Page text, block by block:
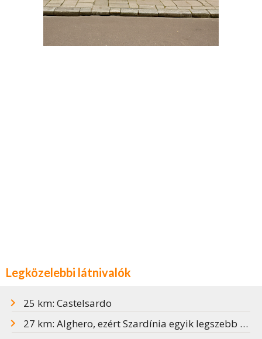
Legközelebbi látnivalók
25 km: Castelsardo
27 km: Alghero, ezért Szardínia egyik legszebb nyaralóhelye